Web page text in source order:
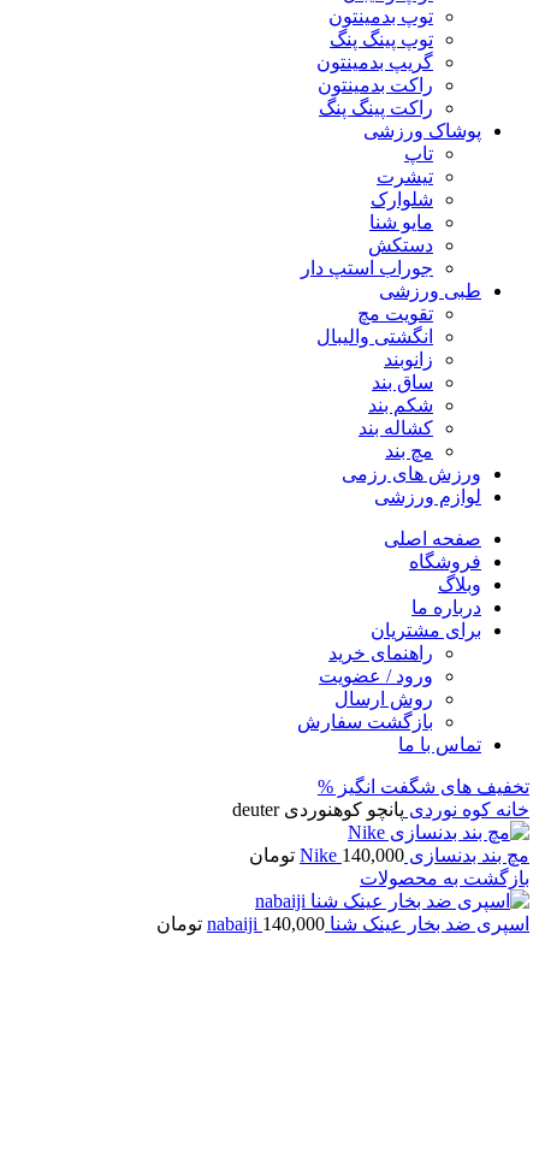
توپ بدمینتون
توپ پینگ پنگ
گریپ بدمینتون
راکت بدمینتون
راکت پینگ پنگ
پوشاک ورزشی
تاپ
تیشرت
شلوارک
مایو شنا
دستکش
جوراب استپ دار
طبی ورزشی
تقویت مچ
انگشتی واليبال
زانوبند
ساق بند
شکم بند
کشاله بند
مچ بند
ورزش های رزمی
لوازم ورزشی
صفحه اصلی
فروشگاه
وبلاگ
درباره ما
برای مشتریان
راهنمای خرید
ورود / عضویت
روش ارسال
بازگشت سفارش
تماس با ما
تخفیف های شگفت انگیز %
خانه کوه نوردی پانچو کوهنوردی deuter
مچ بند بدنسازی Nike 140,000
تومان
بازگشت به محصولات
اسپری ضد بخار عینک شنا nabaiji 140,000 تومان